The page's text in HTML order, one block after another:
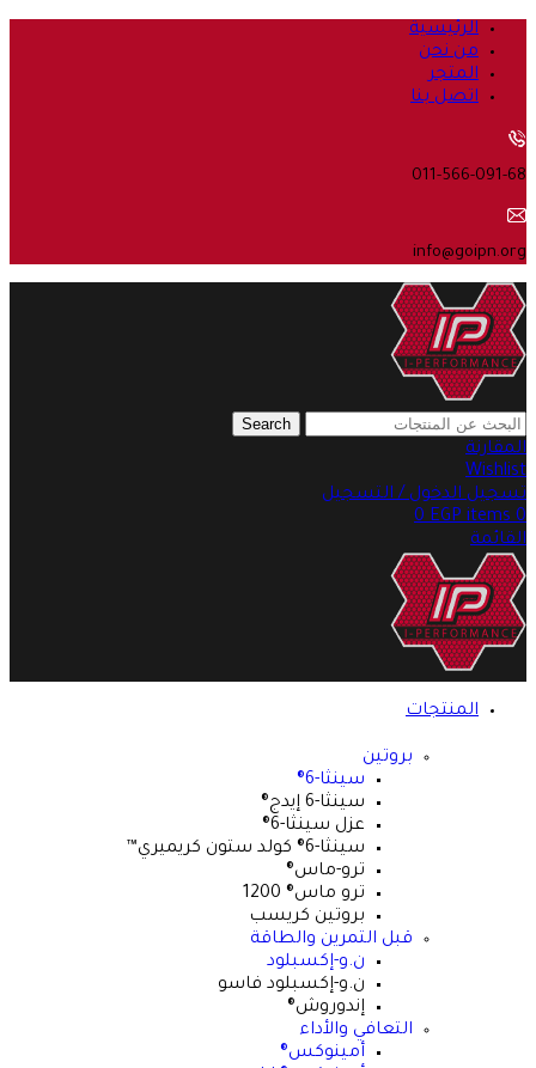
الرئيسية
من نحن
المتجر
اتصل بنا
011-566-091-68
info@goipn.org
Search
المقارنة
Wishlist
تسجيل الدخول / التسجيل
0
items
0EGP
القائمة
المنتجات
بروتين
سينثا-6®
سينثا-6 إيدج®
عزل سينثا-6®
سينثا-6® كولد ستون كريميري™
ترو-ماس®
ترو ماس® 1200
بروتين كريسب
قبل التمرين والطاقة
ن.و-إكسبلود
ن.و-إكسبلود فاسو
إندوروش®
التعافي والأداء
أمينوكس®